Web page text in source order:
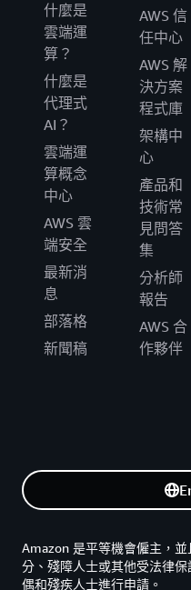
什麼是
雲端運
算？
什麼是
代理式
AI？
雲端運
算概念
中心
AWS 雲
端安全
最新消
息
部落格
新聞稿
AWS 信
任中心
AWS 解
決方案
程式庫
架構中
心
產品和
技術常
見問答
集
分析師
報告
AWS 合
作夥伴
Amazon 是平等機會僱主，
分、殘障人士或其他受法律
偶和殘疾人士進行申請。